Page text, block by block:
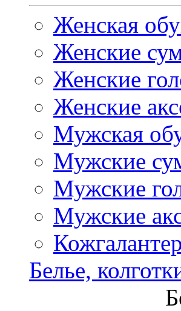
Женская
Женские
Женские
Женские
Мужская
Мужские
Мужские
Мужские
Белье,